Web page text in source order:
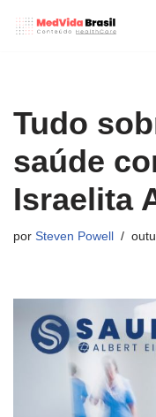
conteúdo
Tudo
saúde
Israelita
por Steven Powell